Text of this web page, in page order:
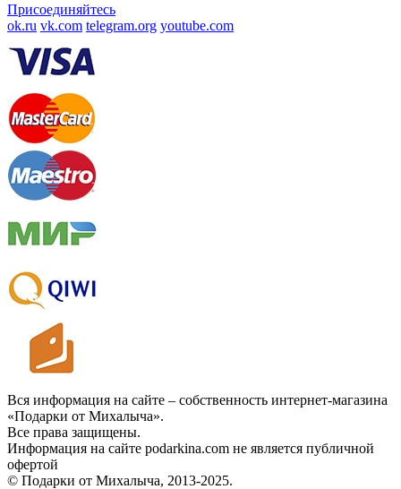
Присоединяйтесь
ok.ru vk.com telegram.org youtube.com
Вся информация на сайте – собственность интернет-магазина
«Подарки от Михалыча».
Все права защищены.
Информация на сайте podarkina.com не является публичной
офертой
© Подарки от Михалыча, 2013-2025.